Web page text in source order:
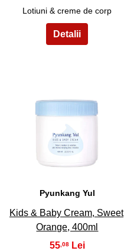
Lotiuni & creme de corp
5
Pyunkang Yul
Kids & Baby Cream, Sweet
Orange, 400ml
55,08